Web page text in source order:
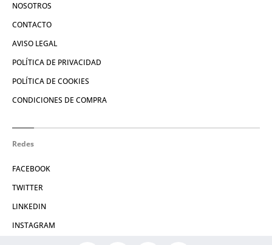
NOSOTROS
CONTACTO
AVISO LEGAL
POLÍTICA DE PRIVACIDAD
POLÍTICA DE COOKIES
CONDICIONES DE COMPRA
Redes
FACEBOOK
TWITTER
LINKEDIN
INSTAGRAM